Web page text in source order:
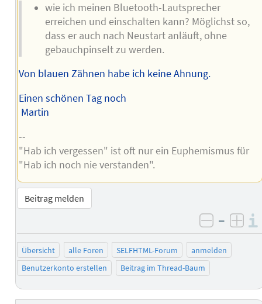
wie ich meinen Bluetooth-Lautsprecher
erreichen und einschalten kann? Möglichst so,
dass er auch nach Neustart anläuft, ohne
gebauchpinselt zu werden.
Von blauen Zähnen habe ich keine Ahnung.
Einen schönen Tag noch
Martin
--
"Hab ich vergessen" ist oft nur ein Euphemismus für
"Hab ich noch nie verstanden".
Beitrag melden
negativ
–
Übersicht alle Foren SELFHTML-Forum
anmelden
Benutzerkonto erstellen
Beitrag im Thread-Baum